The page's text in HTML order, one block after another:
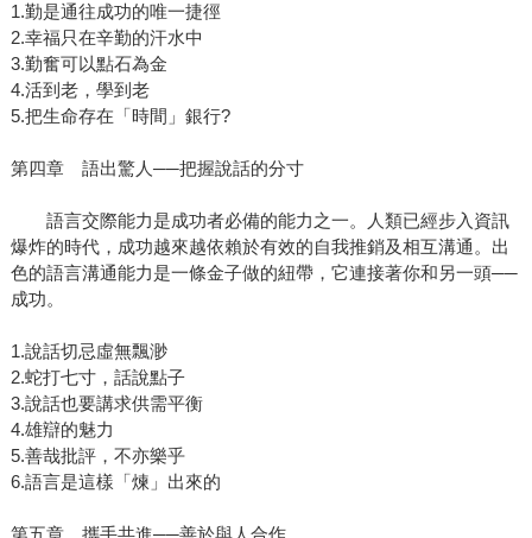
1.勤是通往成功的唯一捷徑
2.幸福只在辛勤的汗水中
3.勤奮可以點石為金
4.活到老，學到老
5.把生命存在「時間」銀行?
第四章 語出驚人──把握說話的分寸
語言交際能力是成功者必備的能力之一。人類已經步入資訊
爆炸的時代，成功越來越依賴於有效的自我推銷及相互溝通。出
色的語言溝通能力是一條金子做的紐帶，它連接著你和另一頭──
成功。
1.說話切忌虛無飄渺
2.蛇打七寸，話說點子
3.說話也要講求供需平衡
4.雄辯的魅力
5.善哉批評，不亦樂乎
6.語言是這樣「煉」出來的
第五章 攜手共進──善於與人合作